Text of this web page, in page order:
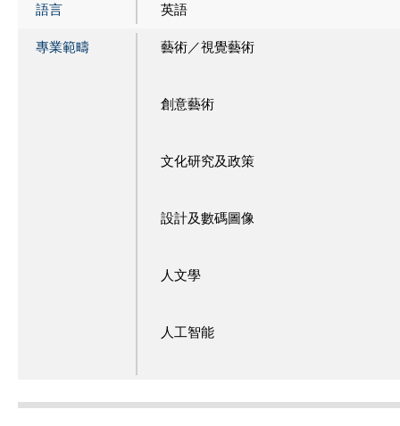
語言 英語
專業範疇 藝術／視覺藝術
創意藝術
文化研究及政策
設計及數碼圖像
人文學
人工智能